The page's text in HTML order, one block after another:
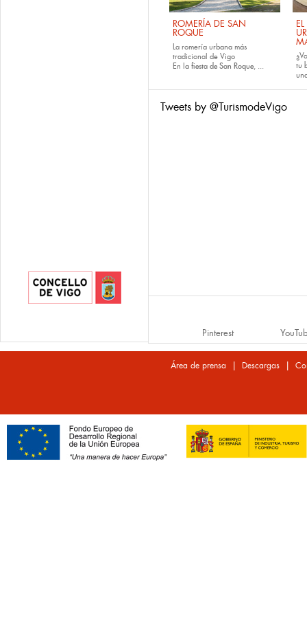
ROMERÍA DE SAN
ROQUE
La romería urbana más
tradicional de Vigo
En la fiesta de San Roque, ...
tu
Tweets by @TurismodeVigo
Pinterest
Área de prensa | Descargas|